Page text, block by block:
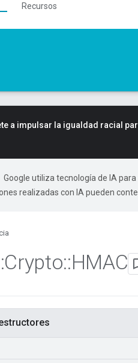
Recursos
a impulsar la igualdad racial
Google utiliza tecnología de IA
realizadas con IA pueden
Crypto::HMAC